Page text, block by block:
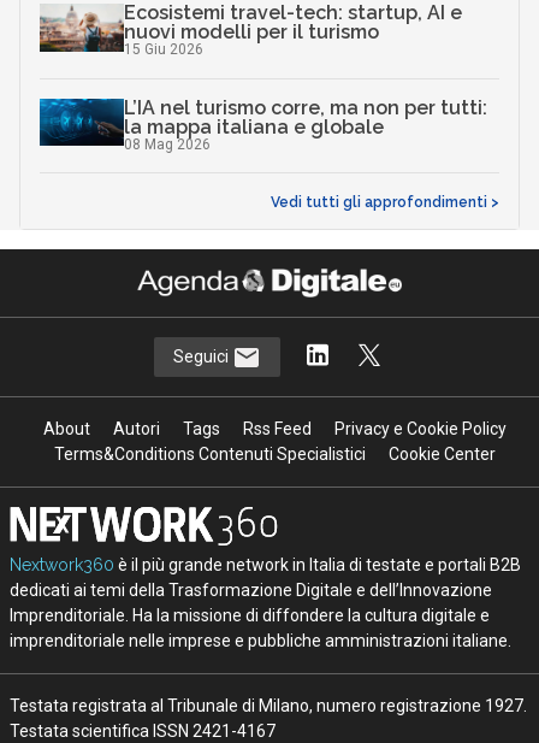
Ecosistemi travel-tech: startup, AI e
nuovi modelli per il turismo
15 Giu 2026
L’IA nel turismo corre, ma non per tutti:
la mappa italiana e globale
08 Mag 2026
Vedi tutti gli approfondimenti >
Seguici
About Autori Tags Rss Feed
Privacy e Cookie Policy
Terms&Conditions Contenuti Specialistici
Cookie Center
Nextwork360 è il più grande network in Italia di testate e portali B2B
dedicati ai temi della Trasformazione Digitale e dell’Innovazione
Imprenditoriale. Ha la missione di diffondere la cultura digitale e
imprenditoriale nelle imprese e pubbliche amministrazioni italiane.
Testata registrata al Tribunale di Milano, numero registrazione 1927.
Testata scientifica ISSN 2421-4167